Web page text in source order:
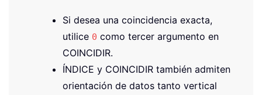
Si desea una coincidencia exacta,
utilice 0 como tercer argumento en
COINCIDIR.
ÍNDICE y COINCIDIR también admiten
orientación de datos tanto vertical